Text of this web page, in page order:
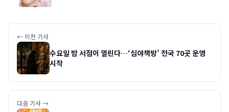
← 이전 기사
수요일 밤 서점이 열린다…‘심야책방’ 전국 70곳 운영
시작
다음 기사 →